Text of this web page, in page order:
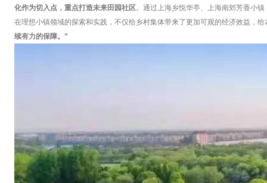
化作为切入点，重点打造未来田园社区。通过上海乡悦华亭、上海南郊芳香小
在理想小镇领域的探索和实践，不仅给乡村集体带来了更加可观的经济效益，
续有力的保障。”